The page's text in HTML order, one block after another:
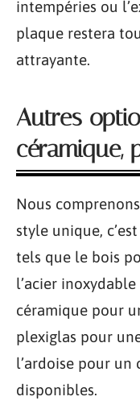
intempéries ou
plaque restera
attrayante.
Autres
céramique,
Nous
style unique,
tels que le bois
l’acier
céramique pour
plexiglas pour
l’ardoise pour
disponibles.